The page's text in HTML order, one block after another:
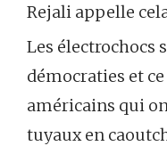
Rejali appelle
Les électrochocs
démocraties et
américains qui
tuyaux en